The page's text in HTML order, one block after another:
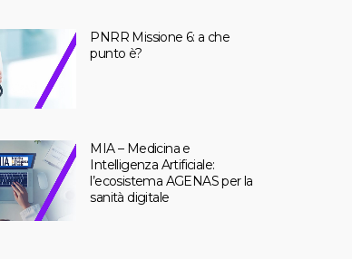
PNRR Missione 6: a che
punto è?
MIA – Medicina e
Intelligenza Artificiale:
l’ecosistema AGENAS per la
sanità digitale